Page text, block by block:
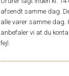
afsendt samme dag.
alle varer samme dag.
anbefaler vi at du
fejl.